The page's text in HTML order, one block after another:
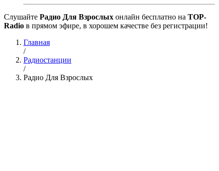
Cлушайте Радио Для Взрослых онлайн бесплатно на TOP-
Radio в прямом эфире, в хорошем качестве без регистрации!
Главная
/
Радиостанции
/
Радио Для Взрослых